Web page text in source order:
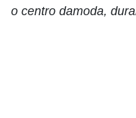
o centro damoda,